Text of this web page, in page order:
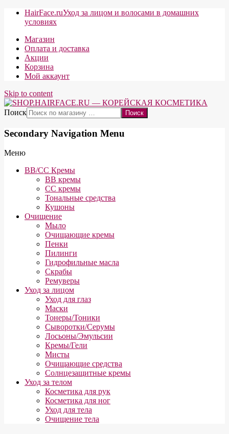
HairFace.ruУход за лицом и волосами в домашних
условиях
Магазин
Оплата и доставка
Акции
Корзина
Мой аккаунт
Skip to content
Поиск
Secondary Navigation Menu
Меню
BB/CC Кремы
BB кремы
СС кремы
Тональные средства
Кушоны
Очищение
Мыло
Очищающие кремы
Пенки
Пилинги
Гидрофильные масла
Скрабы
Ремуверы
Уход за лицом
Уход для глаз
Маски
Тонеры/Тоники
Сыворотки/Серумы
Лосьоны/Эмульсии
Кремы/Гели
Мисты
Очищающие средства
Солнцезащитные кремы
Уход за телом
Косметика для рук
Косметика для ног
Уход для тела
Очищение тела